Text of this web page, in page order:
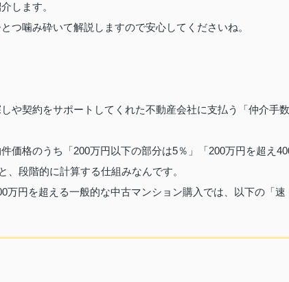
します。
つ噛み砕いて解説しますので安心してくださいね。
や契約をサポートしてくれた不動産会社に支払う「仲介手数
価格のうち「200万円以下の部分は5％」「200万円を超え
段階的に計算する仕組みなんです。
円を超える一般的な中古マンション購入では、以下の「速